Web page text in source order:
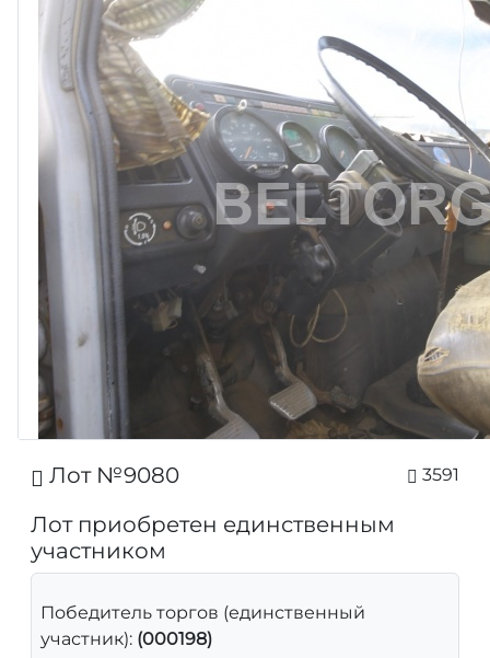
Лот №9080 3591
Лот приобретен единственным
участником
Победитель торгов (единственный
участник): (000198)